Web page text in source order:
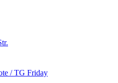
/ TG Friday